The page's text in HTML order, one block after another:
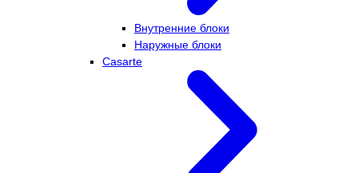
Внутренние блоки
Наружные блоки
Casarte